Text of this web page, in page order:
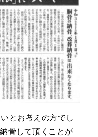
とお考えの方でし
骨して頂くことが